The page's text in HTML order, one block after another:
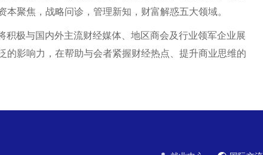
聚焦，战略问诊，管理新知，财富解惑五大领域。
积极与国内外主流财经媒体、地区商会及行业领军企业展
影响力，在帮助与会者紧握财经热点、提升商业思维的